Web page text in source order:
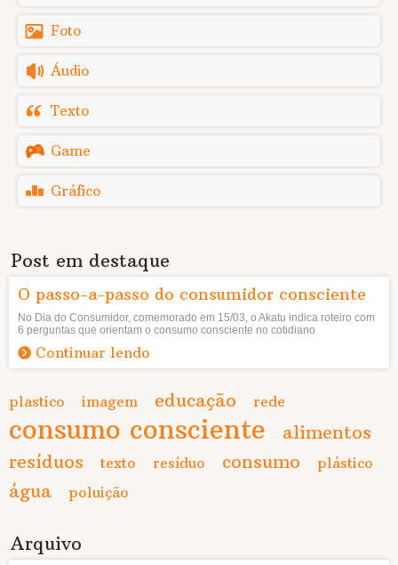
Foto
Áudio
Texto
Game
Gráfico
Post em destaque
O passo-a-passo do consumidor consciente
No Dia do Consumidor, comemorado em 15/03, o Akatu indica roteiro com
6 perguntas que orientam o consumo consciente no cotidiano
Continuar lendo
plastico imagem educação rede
consumo consciente
alimentos
resíduos
texto resíduo consumo plástico
água poluição
Arquivo